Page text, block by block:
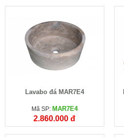
Lavabo đá MAR7E4
Mã SP: MAR7E4
2.860.000 đ